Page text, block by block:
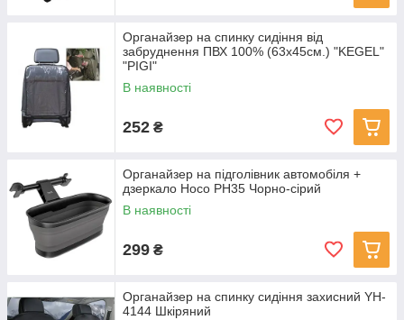
Органайзер на спинку сидіння від
забруднення ПВХ 100% (63х45см.) "KEGEL"
"PIGI"
В наявності
252 ₴
Органайзер на підголівник автомобіля +
дзеркало Hoco PH35 Чорно-сірий
В наявності
299 ₴
Органайзер на спинку сидіння захисний YH-
4144 Шкіряний